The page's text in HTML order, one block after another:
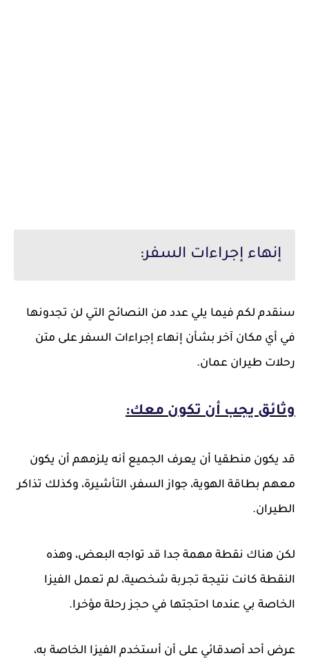
إنهاء إجراءات السفر:
سنقدم لكم فيما يلي عدد من النصائح التي لن تجدونها
في أي مكان آخر بشأن إنهاء إجراءات السفر على متن
رحلات طيران عمان.
وثائق يجب أن تكون معك:
قد يكون منطقيا أن يعرف الجميع أنه يلزمهم أن يكون
معهم بطاقة الهوية، جواز السفر، التأشيرة، وكذلك تذاكر
الطيران.
لكن هناك نقطة مهمة جدا قد تواجه البعض، وهذه
النقطة كانت نتيجة تجربة شخصية، لم تعمل الفيزا
الخاصة بي عندما احتجتها في حجز رحلة مؤخرا.
عرض أحد أصدقائي على أن أستخدم الفيزا الخاصة به،